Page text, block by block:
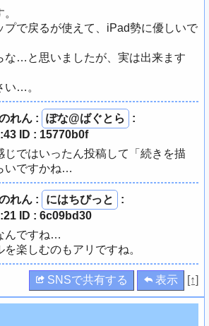
プで戻るが使えて、iPad勢に優しいで
な…と思いましたが、実は出来ます
い…。
れん : ぽな@ばぐとら
:
ID : 15770b0f
ではいったん投稿して「続きを描
いですかね…
れん : にはちびっと
:
ID : 6c09bd30
んですね…
楽しむのもアリですね。
SNSで共有する 表示 [↑]